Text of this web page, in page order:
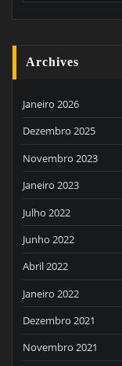
Archives
Janeiro 2026
Dezembro 2025
Novembro 2023
Janeiro 2023
Julho 2022
Junho 2022
Abril 2022
Janeiro 2022
Dezembro 2021
Novembro 2021